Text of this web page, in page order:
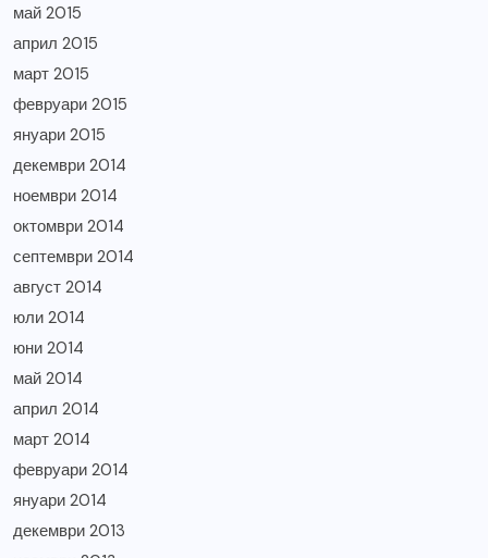
май 2015
април 2015
март 2015
февруари 2015
януари 2015
декември 2014
ноември 2014
октомври 2014
септември 2014
август 2014
юли 2014
юни 2014
май 2014
април 2014
март 2014
февруари 2014
януари 2014
декември 2013